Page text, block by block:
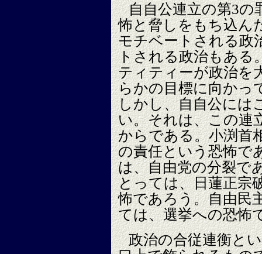
自自公連立の第3の
怖と脅しをもち込ん
モチベートされる政
トされる政治もある
ティティーが政治を
らかの目標に向かっ
しかし、自自公には
い。それは、この連
からである。小渕首
の責任という恐怖で
は、自由党の分裂で
とっては、日蓮正宗
怖であろう。自由民
ては、選挙への恐怖
政治の合従連衡と